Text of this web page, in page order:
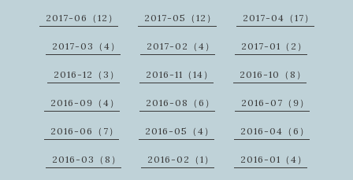
2017-06（12） 2017-05（12） 2017-04（17）
2017-03（4） 2017-02（4） 2017-01（2）
2016-12（3） 2016-11（14） 2016-10（8）
2016-09（4） 2016-08（6） 2016-07（9）
2016-06（7） 2016-05（4） 2016-04（6）
2016-03（8） 2016-02（1） 2016-01（4）